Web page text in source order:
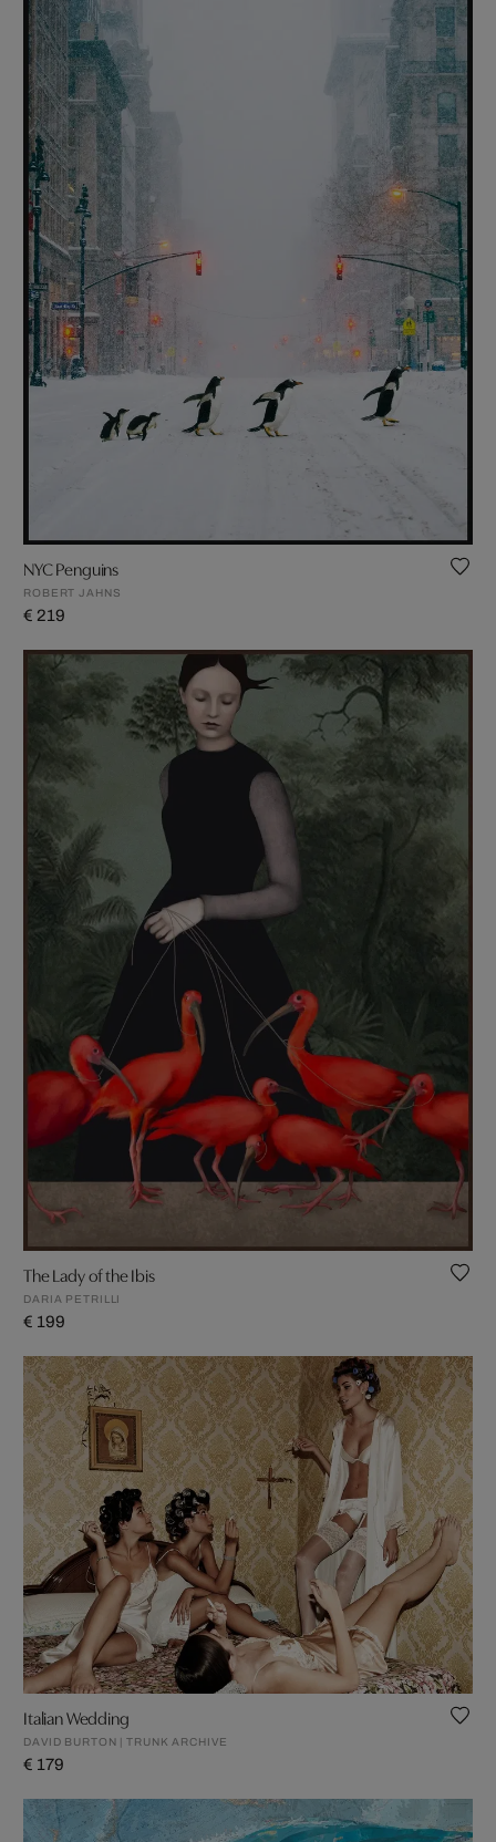
NYC Penguins
ROBERT JAHNS
€ 219
The Lady of the Ibis
DARIA PETRILLI
€ 199
Italian Wedding
DAVID BURTON | TRUNK ARCHIVE
€ 179